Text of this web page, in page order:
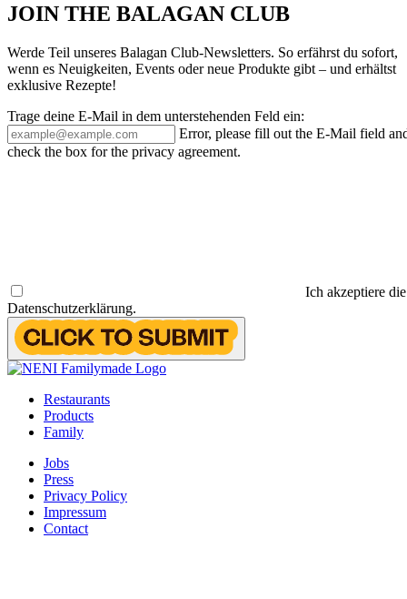
JOIN THE BALAGAN CLUB
Werde Teil unseres Balagan Club-Newsletters. So erfährst du sofort,
wenn es Neuigkeiten, Events oder neue Produkte gibt – und erhältst
exklusive Rezepte!
Trage deine E-Mail in dem unterstehenden Feld ein:
Error, please fill out the E-Mail field
check the box for the privacy agreement.
Ich akzeptiere die
Datenschutzerklärung.
Restaurants
Products
Family
Jobs
Press
Privacy Policy
Impressum
Contact